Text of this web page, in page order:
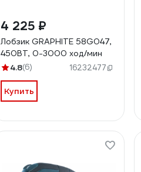
4 225 ₽
Лобзик GRAPHITE 58G047,
450ВТ, 0-3000 ход/мин
4.8(6) 16232477
Купить